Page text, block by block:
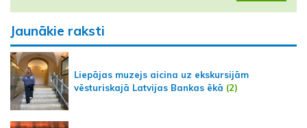
Jaunākie raksti
Liepājas muzejs aicina uz ekskursijām
vēsturiskajā Latvijas Bankas ēkā (2)